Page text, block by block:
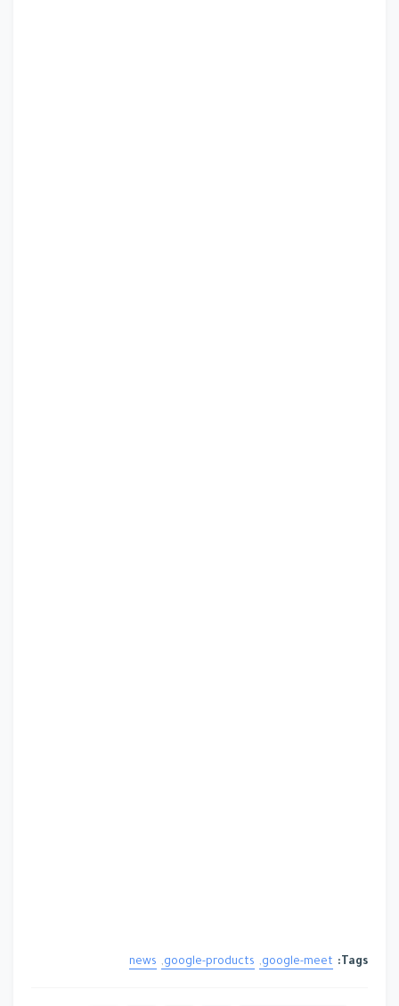
Tags:
google-meet
google-products
news